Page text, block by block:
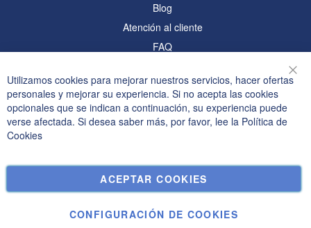
Blog
Atención al cliente
FAQ
Información
Política de privacidad y cookies
Términos de búsqueda
Pedidos y devoluciones
Contáctenos
Utilizamos cookies para mejorar nuestros servicios, hacer ofertas
personales y mejorar su experiencia. Si no acepta las cookies
opcionales que se indican a continuación, su experiencia puede
verse afectada. Si desea saber más, por favor, lee la Política de
Cookies
ACEPTAR COOKIES
CONFIGURACIÓN DE COOKIES